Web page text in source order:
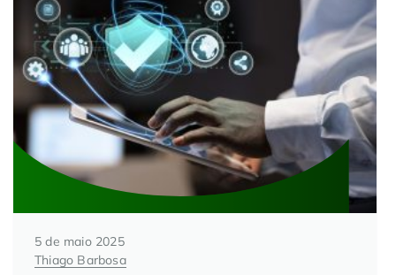
Automação de Processos
Educação Corporativa
Gerenciamento de NF-e
Adequação à LGPD
Assinatura Digital
Auditoria de Processos
Hospitais e Clínicas
Instituições de Ensino
Departamento Pessoal
Departamento Financeiro
Cooperativas
Cases de Sucesso
Nossas Unidades
Blog
Trabalhe Conosco
O QUE NOS DIFERENCIA?
5 de maio 2025
Thiago Barbosa